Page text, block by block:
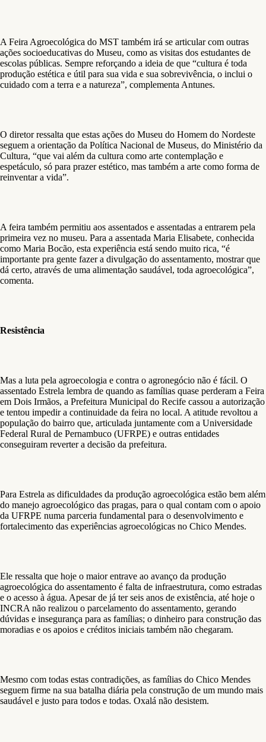
A Feira Agroecológica do MST também irá se articular com outras
ações socioeducativas do Museu, como as visitas dos estudantes de
escolas públicas. Sempre reforçando a ideia de que “cultura é toda
produção estética e útil para sua vida e sua sobrevivência, o inclui o
cuidado com a terra e a natureza”, complementa Antunes.
O diretor ressalta que estas ações do Museu do Homem do Nordeste
seguem a orientação da Política Nacional de Museus, do Ministério da
Cultura, “que vai além da cultura como arte contemplação e
espetáculo, só para prazer estético, mas também a arte como forma de
reinventar a vida”.
A feira também permitiu aos assentados e assentadas a entrarem pela
primeira vez no museu. Para a assentada Maria Elisabete, conhecida
como Maria Bocão, esta experiência está sendo muito rica, “é
importante pra gente fazer a divulgação do assentamento, mostrar que
dá certo, através de uma alimentação saudável, toda agroecológica”,
comenta.
Resistência
Mas a luta pela agroecologia e contra o agronegócio não é fácil. O
assentado Estrela lembra de quando as famílias quase perderam a Feira
em Dois Irmãos, a Prefeitura Municipal do Recife cassou a autorização
e tentou impedir a continuidade da feira no local. A atitude revoltou a
população do bairro que, articulada juntamente com a Universidade
Federal Rural de Pernambuco (UFRPE) e outras entidades
conseguiram reverter a decisão da prefeitura.
Para Estrela as dificuldades da produção agroecológica estão bem além
do manejo agroecológico das pragas, para o qual contam com o apoio
da UFRPE numa parceria fundamental para o desenvolvimento e
fortalecimento das experiências agroecológicas no Chico Mendes.
Ele ressalta que hoje o maior entrave ao avanço da produção
agroecológica do assentamento é falta de infraestrutura, como estradas
e o acesso à água. Apesar de já ter seis anos de existência, até hoje o
INCRA não realizou o parcelamento do assentamento, gerando
dúvidas e insegurança para as famílias; o dinheiro para construção das
moradias e os apoios e créditos iniciais também não chegaram.
Mesmo com todas estas contradições, as famílias do Chico Mendes
seguem firme na sua batalha diária pela construção de um mundo mais
saudável e justo para todos e todas. Oxalá não desistem.